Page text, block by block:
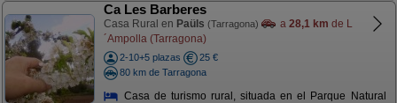
Ca Les Barberes
Casa Rural en Paüls (Tarragona) a 28,1 km de L
´Ampolla (Tarragona)
2-10+5 plazas
25 €
80 km de Tarragona
Casa de turismo rural, situada en el Parque Natural